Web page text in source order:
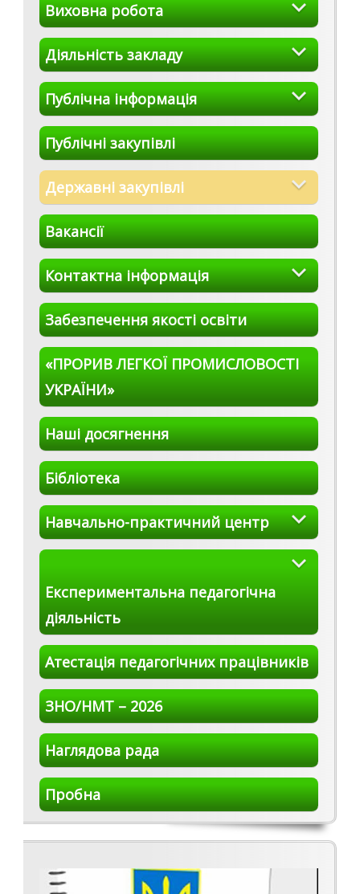
Виховна робота
Діяльність закладу
Публічна інформація
Публічні закупівлі
Державні закупівлі
Вакансії
Контактна інформація
Забезпечення якості освіти
«ПРОРИВ ЛЕГКОЇ ПРОМИСЛОВОСТІ
УКРАЇНИ»
Наші досягнення
Бібліотека
Навчально-практичний центр
Експериментальна педагогічна
діяльність
Атестація педагогічних працівників
ЗНО/НМТ – 2026
Наглядова рада
Пробна